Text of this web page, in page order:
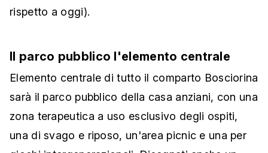
rispetto a oggi).
Il parco pubblico l'elemento centrale
Elemento centrale di tutto il comparto Bosciorina
sarà il parco pubblico della casa anziani, con una
zona terapeutica a uso esclusivo degli ospiti,
una di svago e riposo, un'area picnic e una per